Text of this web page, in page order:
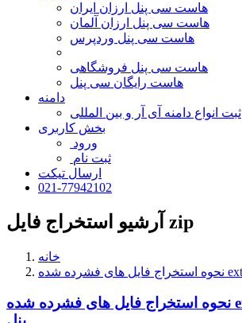
هاست سی پنل ارزان ایران
هاست سی پنل ارزان آلمان
هاست سی پنل وردپرس
هاست سی پنل فروشگاهی
هاست رایگان سی پنل
دامنه
ثبت انواع دامنه آی آر و بین المللی
بخش کاربری
ورود
ثبت نام
ارسال تیکت
021-77942102
آرشیو استخراج فایل zip
خانه
نحوه استخراج فایل های فشرده شده extract در سی